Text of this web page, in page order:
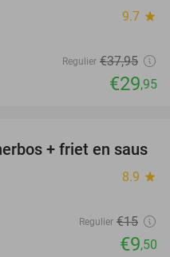
9.7 star
Regulier €37,95
€29,95
37%
+ friet en saus
8.9 star
Regulier €15
€9,50